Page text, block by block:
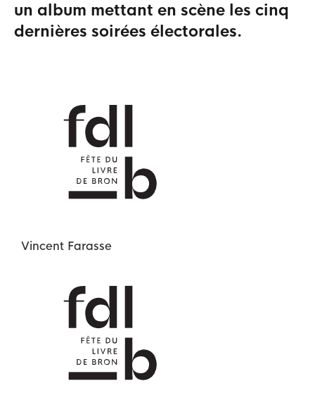
un album mettant en scène les cinq
dernières soirées électorales.
Vincent Farasse